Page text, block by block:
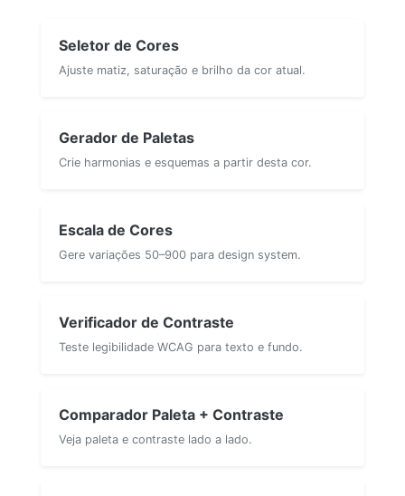
Seletor de Cores
Ajuste matiz, saturação e brilho da cor atual.
Gerador de Paletas
Crie harmonias e esquemas a partir desta cor.
Escala de Cores
Gere variações 50–900 para design system.
Verificador de Contraste
Teste legibilidade WCAG para texto e fundo.
Comparador Paleta + Contraste
Veja paleta e contraste lado a lado.